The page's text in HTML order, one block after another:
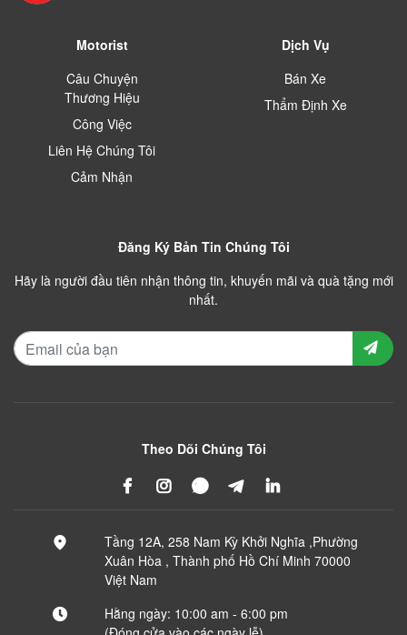
Motorist
Câu Chuyện
Thương Hiệu
Công Việc
Liên Hệ Chúng Tôi
Cảm Nhận
Dịch Vụ
Bán Xe
Thẩm Định Xe
Đăng Ký Bản Tin Chúng Tôi
Hãy là người đầu tiên nhận thông tin, khuyến mãi và quà tặng mới
nhất.
Theo Dõi Chúng Tôi
Tầng 12A, 258 Nam Kỳ Khởi Nghĩa ,Phường
Xuân Hòa , Thành phố Hồ Chí Minh 70000
Việt Nam
Hằng ngày: 10:00 am - 6:00 pm